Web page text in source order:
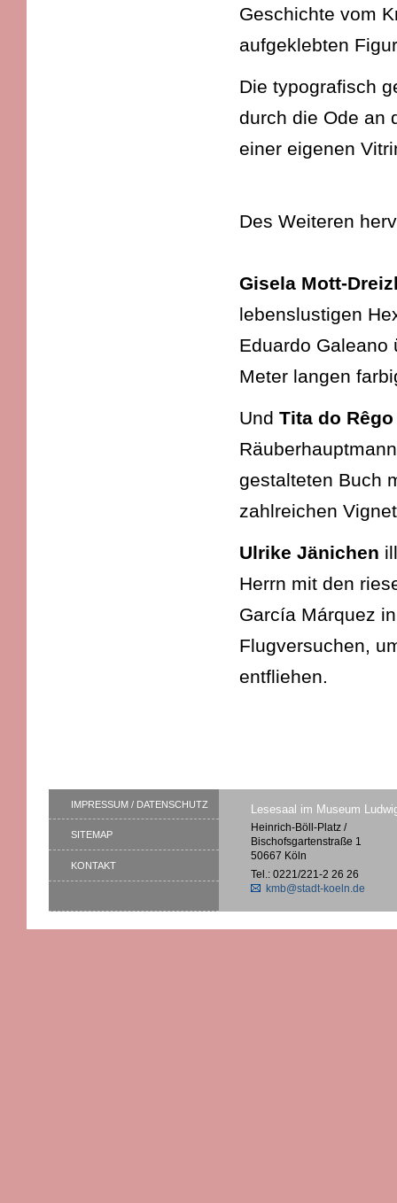
Geschichte vom
aufgeklebten
Die typografisch
durch die Ode an
einer eigenen
Des Weiteren
Gisela Mott-
lebenslustigen
Eduardo Galeano
Meter langen
Und Tita do
gestalteten Buch
zahlreichen
Ulrike Jänichen
Herrn mit den
García Márquez
Flugversuchen,
entfliehen.
IMPRESSUM / DATENSCHUTZ
SITEMAP
KONTAKT
Lesesaal im Museum
Heinrich-Böll-Platz /
Bischofsgartenstraße 1
50667 Köln
Tel.: 0221/221-2 26 26
kmb@stadt-koeln.de